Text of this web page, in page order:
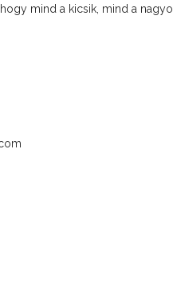
mind a kicsik, mind a